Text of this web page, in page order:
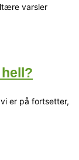
varsler
er på fortsetter,